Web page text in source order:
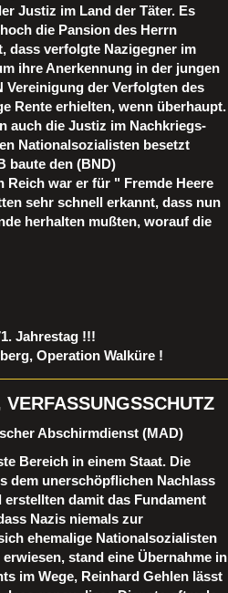
Justiz im Land der Täter. Es
die Pansion des Herrn
dass verfolgte Nazigegner im
ihre Anerkennung in der jungen
Vereinigung der Verfolgten des
Rente erhielten, wenn überhaupt.
auch die Justiz im Nachkriegs-
Nationalsozialisten besetzt
baute den (BND)
war er für " Fremde Heere
sehr schnell erkannt, dass nun
herhalten mußten, worauf die
Jahrestag !!!
Operation Walküre !
Abschirmdienst (MAD)
Bereich in einem Staat. Die
dem unerschöpflichen Nachlass
damit das Fundament
Nazis niemals zur
ehemalige Nationalsozialisten
stand eine Übernahme in
im Wege, Reinhard Gehlen lässt